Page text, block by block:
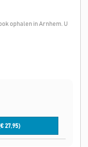
ophalen in Arnhem. U
27,95)